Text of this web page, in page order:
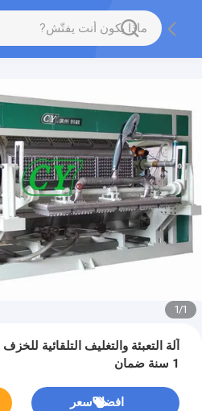
1
/
1
آلة التعبئة والتغليف التلقائية
1 سنة ضمان
افضل سعر